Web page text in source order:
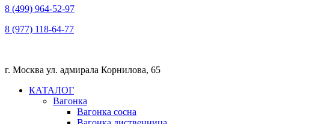
8 (499) 964-52-97
8 (977) 118-64-77
г. Москва ул. адмирала Корнилова, 65
КАТАЛОГ
Вагонка
Вагонка сосна